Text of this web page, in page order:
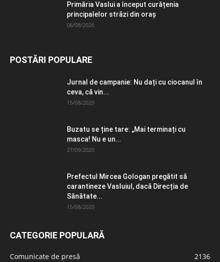
Primăria Vaslui a început curățenia
principalelor străzi din oraș
06/08/2026
POSTĂRI POPULARE
Jurnal de campanie: Nu dați cu ciocanul în
ceva, că vin...
15/08/2020
Buzatu se ține tare: „Mai terminați cu
masca! Nu e un...
27/09/2020
Prefectul Mircea Gologan pregătit să
carantineze Vasluiul, dacă Direcția de
Sănătate...
15/08/2020
CATEGORIE POPULARĂ
Comunicate de presă
2136